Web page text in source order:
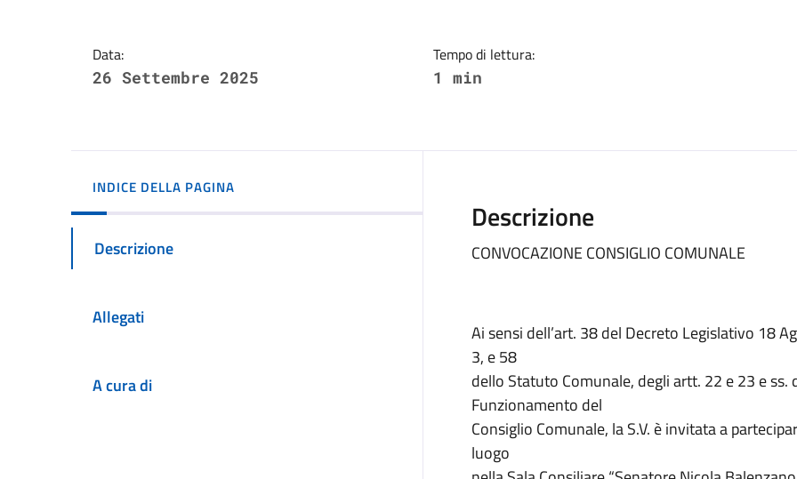
Data:
26 Settembre 2025
Tempo di lettura:
1 min
INDICE DELLA PAGINA
Descrizione
Allegati
A cura di
Descrizione
CONVOCAZIONE CONSIGLIO COMUNALE
Ai sensi dell’art. 38 del Decreto Legislativo 18
3, e 58
dello Statuto Comunale, degli artt. 22 e 23 e
Funzionamento del
Consiglio Comunale, la S.V. è invitata a
luogo